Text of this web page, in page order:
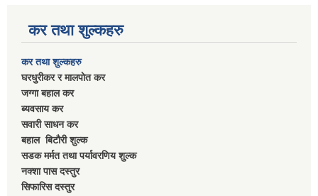
कर तथा शुल्कहरु
कर तथा शुल्कहरु
घरधुरीकर र मालपाेत कर
जग्गा बहाल कर
ब्यवसाय कर
सवारी साधन कर
बहाल बिटाैरी शुल्क
सडक मर्मत तथा पर्यावरणिय शुल्क
नक्शा पास दस्तुर
सिफारिस दस्तुर